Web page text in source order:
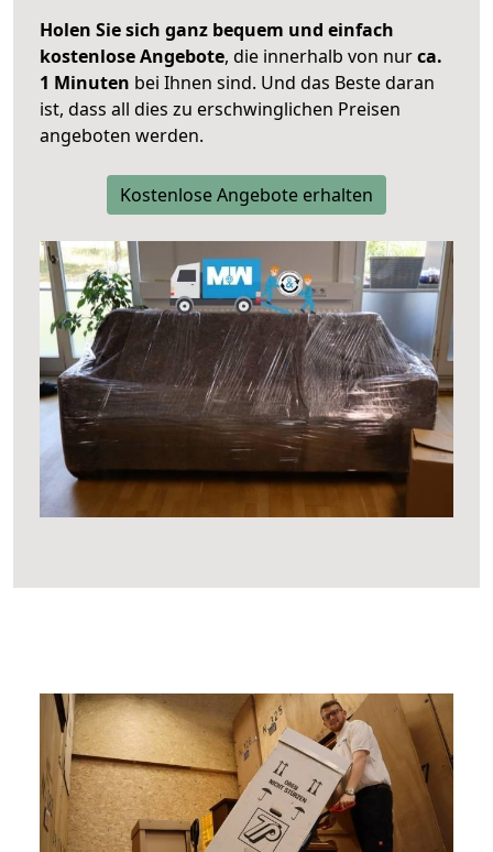
Holen Sie sich ganz bequem und einfach
kostenlose Angebote, die innerhalb von nurca.
1 Minuten bei Ihnen sind. Und das Beste daran
ist, dass all dies zu erschwinglichen Preisen
angeboten werden.
Kostenlose Angebote erhalten